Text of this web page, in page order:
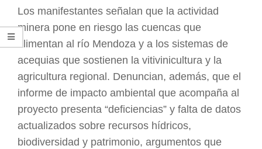
Los manifestantes señalan que la actividad
minera pone en riesgo las cuencas que
alimentan al río Mendoza y a los sistemas de
acequias que sostienen la vitivinicultura y la
agricultura regional. Denuncian, además, que el
informe de impacto ambiental que acompaña al
proyecto presenta “deficiencias” y falta de datos
actualizados sobre recursos hídricos,
biodiversidad y patrimonio, argumentos que